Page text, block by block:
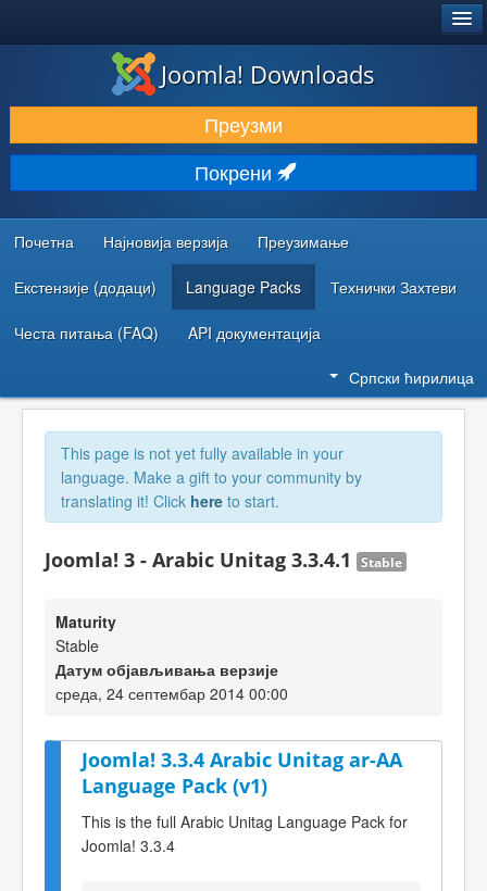
ПРЕУЗИМАЊЕ И ПРОШИРЕЊА (ЕКСТЕНЗИЈЕ)
ОТКРИЈТЕ И НАУЧИТЕ
ЗАЈЕДНИЦА И ПОДРШКА
РЕСУРСИ ЗА РАЗВОЈ
Joomla! Downloads
Преузми
Покрени
Почетна Најновија верзија Преузимање
Екстензије (додаци) Language Packs Технички Захтеви
Честа питања (FAQ) API документација
Српски ћирилица
This page is not yet fully available in your
language. Make a gift to your community by
translating it! Click here to start.
Joomla! 3 - Arabic Unitag 3.3.4.1 Stable
Maturity
Stable
Датум објављивања верзије
среда, 24 септембар 2014 00:00
Joomla! 3.3.4 Arabic Unitag ar-AA
Language Pack (v1)
This is the full Arabic Unitag Language Pack for
Joomla! 3.3.4